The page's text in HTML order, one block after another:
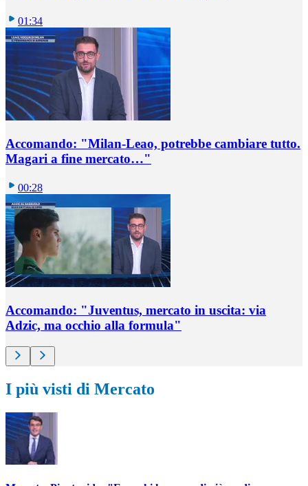
01:34
Accomando: "Milan-Leao, potrebbe cambiare tutto.
Magari a fine mercato…"
00:28
Accomando: "Juventus, mercato in uscita: via
Adzic, ma occhio alla formula"
I più visti di Mercato